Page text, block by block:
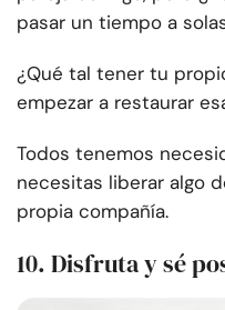
pasar un tiempo a
¿Qué tal tener tu
empezar a restaurar
Todos tenemos
necesitas liberar algo
propia compañía.
10. Disfruta y sé